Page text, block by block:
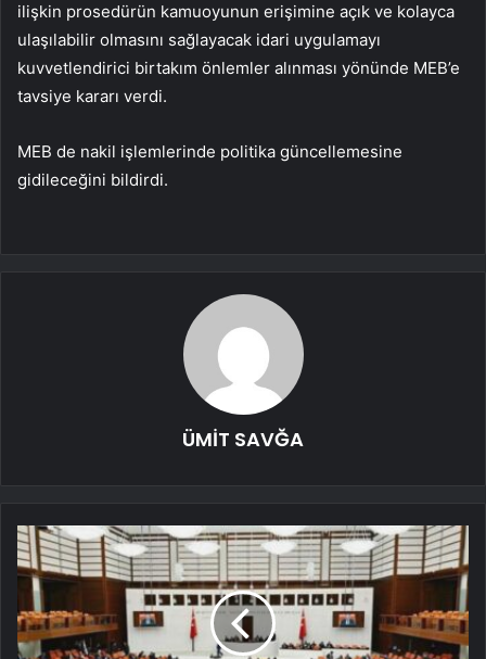
ilişkin prosedürün kamuoyunun erişimine açık ve kolayca
ulaşılabilir olmasını sağlayacak idari uygulamayı
kuvvetlendirici birtakım önlemler alınması yönünde MEB’e
tavsiye kararı verdi.
MEB de nakil işlemlerinde politika güncellemesine
gidileceğini bildirdi.
ÜMİT SAVĞA